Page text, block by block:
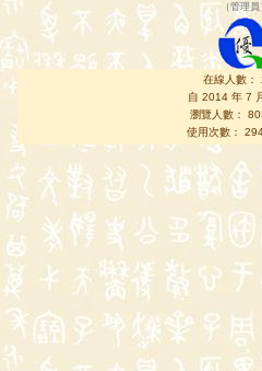
（管理員
在線人數：
自 2014 年 7
瀏覽人數：
使用次數：